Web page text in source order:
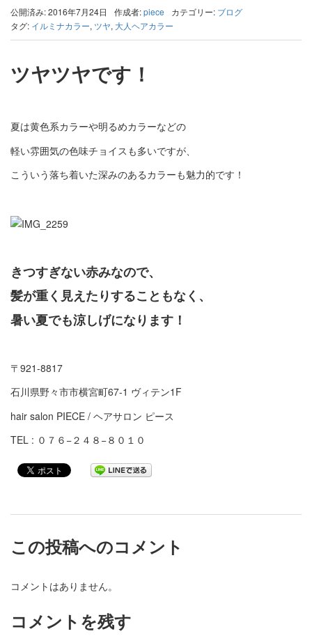
公開済み: 2016年7月24日 作成者:piece カテゴリー: ブログ
タグ: イルミナカラー, ツヤ, 大人ヘアカラー
ツヤツヤです！
夏は黄色系カラーや明るめカラーなどの
軽い雰囲気の色味チョイスも多いですが、
こういう落ち着いた深みのあるカラーも魅力的です！
きつすぎない赤みなので、
髪が重く見えたりすることもなく、
暑い夏でも涼しげになります！
〒921-8817
石川県野々市市横宮町67-1 ヴィテン1F
hair salon PIECE / ヘアサロン ピース
TEL : ０７６−２４８−８０１０
この投稿へのコメント
コメントはありません。
コメントを残す